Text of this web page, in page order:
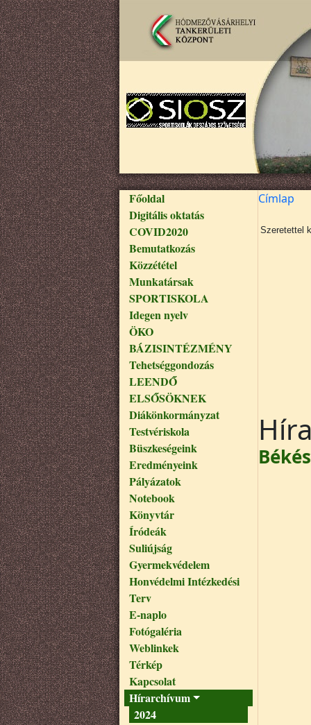
Ugrás a tartalomra
Fő navigáció
Főoldal
Digitális oktatás
COVID2020
Bemutatkozás
Közzététel
Munkatársak
SPORTISKOLA
Idegen nyelv
ÖKO
BÁZISINTÉZMÉNY
Tehetséggondozás
LEENDŐ
ELSŐSÖKNEK
Diákönkormányzat
Testvériskola
Büszkeségeink
Eredményeink
Pályázatok
Notebook
Könyvtár
Íródeák
Suliújság
Gyermekvédelem
Honvédelmi Intézkedési
Terv
E-naplo
Fotógaléria
Weblinkek
Térkép
Kapcsolat
Hírarchívum
2024
Címlap
Szeretettel